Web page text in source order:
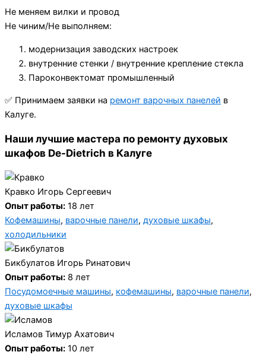
Не меняем вилки и провод
Не чиним/Не выполняем:
модернизация заводских настроек
внутренние стенки / внутренние крепление стекла
Пароконвектомат промышленный
✅ Принимаем заявки на ремонт варочных панелей в
Калуге.
Наши лучшие мастера по ремонту духовых
шкафов De-Dietrich в Калуге
Кравко Игорь Сергеевич
Опыт работы: 18 лет
Кофемашины, варочные панели, духовые шкафы,
холодильники
Бикбулатов Игорь Ринатович
Опыт работы: 8 лет
Посудомоечные машины, кофемашины, варочные панели,
духовые шкафы
Исламов Тимур Ахатович
Опыт работы: 10 лет